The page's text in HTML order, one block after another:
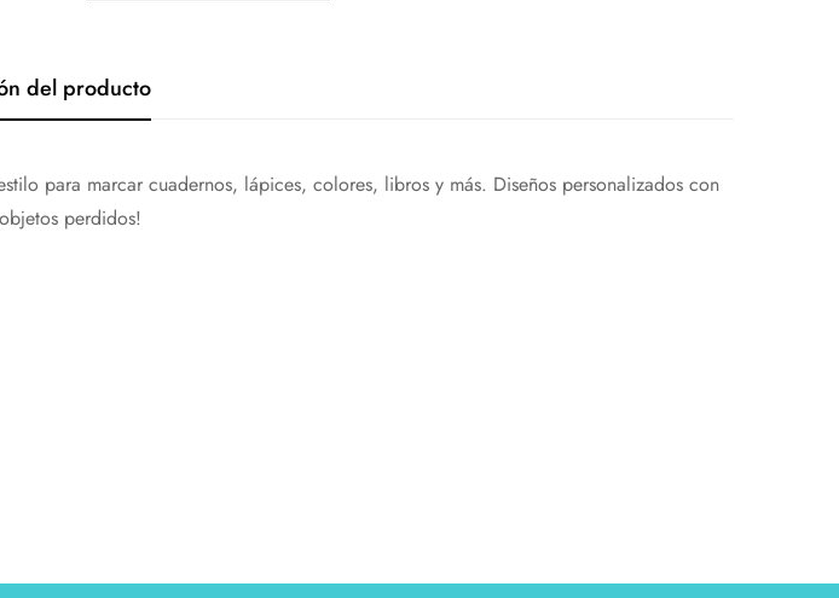
del producto
para marcar cuadernos, lápices, colores, libros y más. Diseños personalizados con
perdidos!